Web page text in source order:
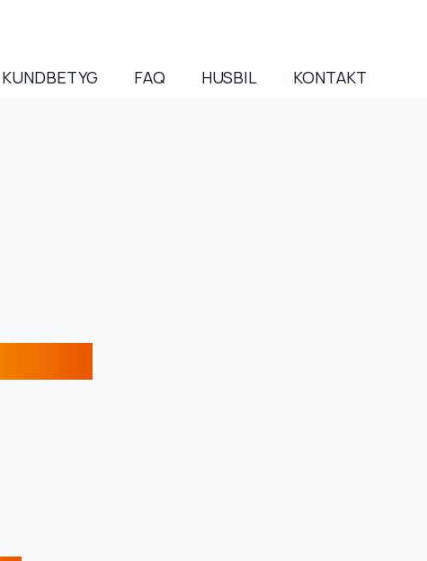
KUNDBETYG FAQ HUSBIL KONTAKT